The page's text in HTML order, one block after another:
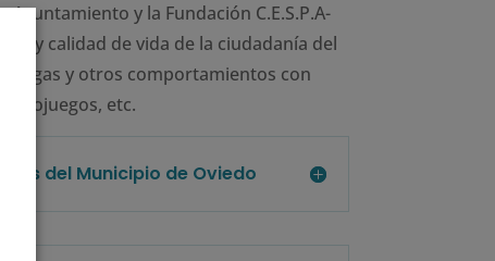
y la Fundación C.E.S.P.A-
y calidad de vida de la ciudadanía del
y otros comportamientos con
etc.
del Municipio de Oviedo